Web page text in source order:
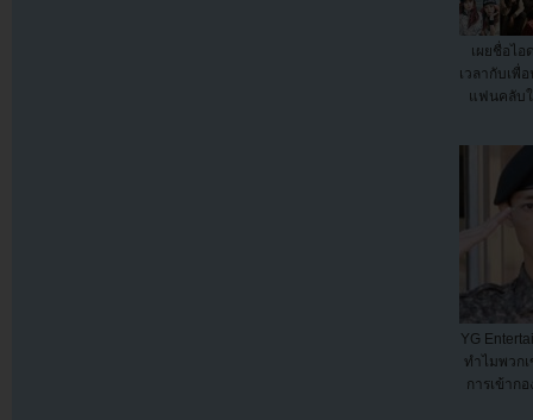
เผยชื่อไอ
เวลากับเพื่
แฟนคลับ
YG
ทำไมพวกเ
การเข้าก